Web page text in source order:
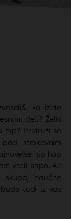
ko izide
deli? Želiš
hip? Pridruži se
strokovnim
hip hop
vzeli sapo. Ali
naučite
tudi iz vas